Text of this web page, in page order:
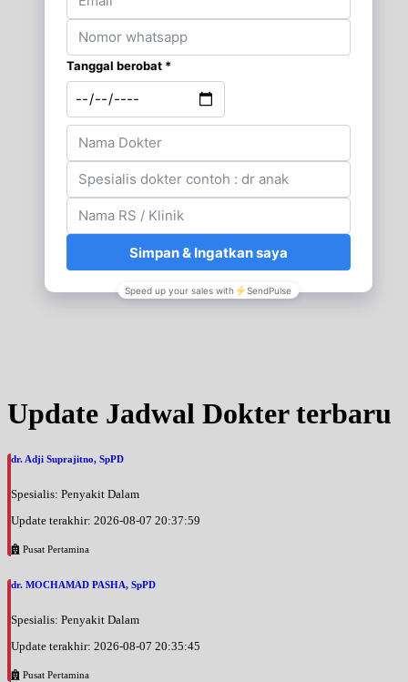
Update Jadwal Dokter terbaru
dr. Adji Suprajitno, SpPD
Spesialis: Penyakit Dalam
Update terakhir: 2026-08-07 20:37:59
Pusat Pertamina
dr. MOCHAMAD PASHA, SpPD
Spesialis: Penyakit Dalam
Update terakhir: 2026-08-07 20:35:45
Pusat Pertamina